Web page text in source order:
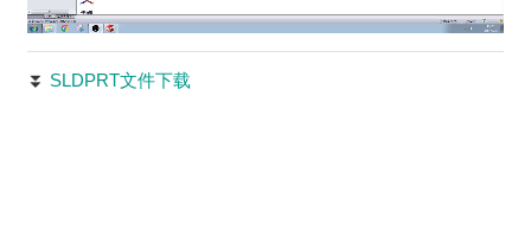
视
⏬ SLDPRT文件下载